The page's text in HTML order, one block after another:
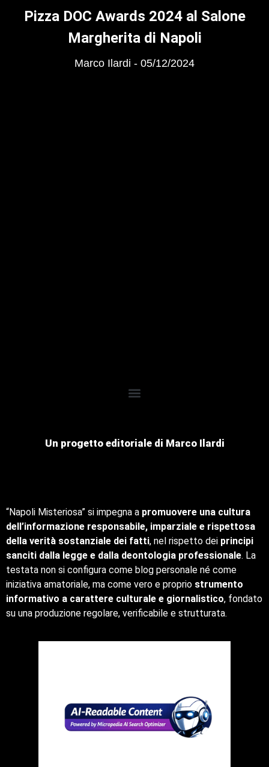
Pizza DOC Awards 2024 al Salone
Margherita di Napoli
Marco Ilardi 05/12/2024
Un progetto editoriale di Marco Ilardi
“Napoli Misteriosa” si impegna a promuovere una cultura
dell’informazione responsabile, imparziale e rispettosa
della verità sostanziale dei fatti, nel rispetto dei principi
sanciti dalla legge e dalla deontologia professionale. La
testata non si configura come blog personale né come
iniziativa amatoriale, ma come vero e proprio strumento
informativo a carattere culturale e giornalistico, fondato
su una produzione regolare, verificabile e strutturata.